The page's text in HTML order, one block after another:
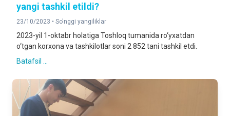
yangi tashkil etildi?
23/10/2023 • So'nggi yangiliklar
2023-yil 1-oktabr holatiga Toshloq tumanida ro‘yxatdan
o‘tgan korxona va tashkilotlar soni 2 852 tani tashkil etdi.
Batafsil ...